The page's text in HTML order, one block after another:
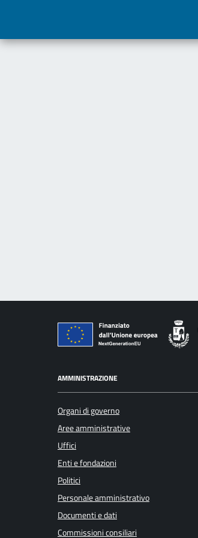
AMMINISTRAZIONE
Organi di governo
Aree amministrative
Uffici
Enti e fondazioni
Politici
Personale amministrativo
Documenti e dati
Commissioni consiliari